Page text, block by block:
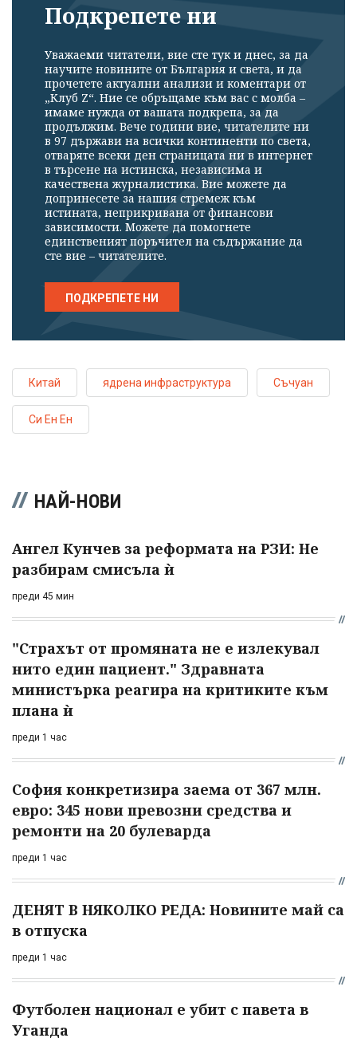
Подкрепете ни
Уважаеми читатели, вие сте тук и днес, за да
научите новините от България и света, и да
прочетете актуални анализи и коментари от
„Клуб Z“. Ние се обръщаме към вас с молба –
имаме нужда от вашата подкрепа, за да
продължим. Вече години вие, читателите ни
в 97 държави на всички континенти по света,
отваряте всеки ден страницата ни в интернет
в търсене на истинска, независима и
качествена журналистика. Вие можете да
допринесете за нашия стремеж към
истината, неприкривана от финансови
зависимости. Можете да помогнете
единственият поръчител на съдържание да
сте вие – читателите.
ПОДКРЕПЕТЕ НИ
Китай ядрена инфраструктура Съчуан
Си Ен Ен
НАЙ-НОВИ
Ангел Кунчев за реформата на РЗИ: Не
разбирам смисъла ѝ
преди 45 мин
"Страхът от промяната не е излекувал
нито един пациент." Здравната
министърка реагира на критиките към
плана ѝ
преди 1 час
София конкретизира заема от 367 млн.
евро: 345 нови превозни средства и
ремонти на 20 булеварда
преди 1 час
ДЕНЯТ В НЯКОЛКО РЕДА: Новините май са
в отпуска
преди 1 час
Футболен национал е убит с павета в
Уганда